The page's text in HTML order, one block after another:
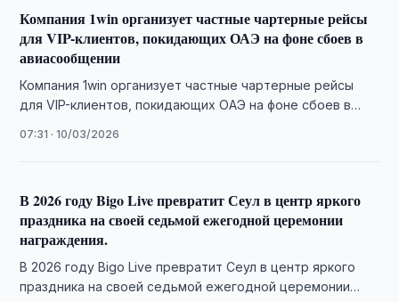
Компания 1win организует частные чартерные рейсы
для VIP-клиентов, покидающих ОАЭ на фоне сбоев в
авиасообщении
Компания 1win организует частные чартерные рейсы
для VIP-клиентов, покидающих ОАЭ на фоне сбоев в
07:31 · 10/03/2026
В 2026 году Bigo Live превратит Сеул в центр яркого
праздника на своей седьмой ежегодной церемонии
награждения.
В 2026 году Bigo Live превратит Сеул в центр яркого
праздника на своей седьмой ежегодной церемонии